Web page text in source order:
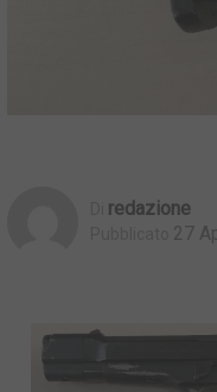
Redazione
27